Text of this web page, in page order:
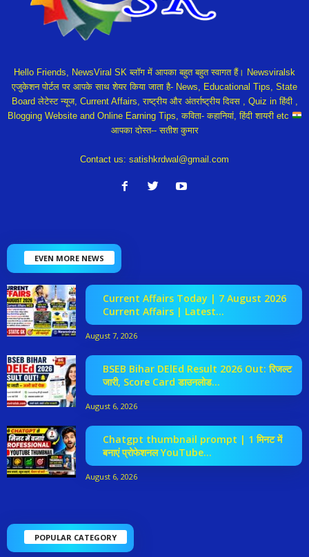
Hello Friends, NewsViral SK ब्लॉग में आपका बहुत बहुत स्वागत हैं। Newsviralsk
एजुकेशन पोर्टल पर आपके साथ शेयर किया जाता है- News, Educational Tips, State
Board लेटेस्ट न्यूज, Current Affairs, राष्ट्रीय और अंतर्राष्ट्रीय दिवस , Quiz in हिंदी ,
Blogging Website and Online Earning Tips, कविता- कहानियां, हिंदी शायरी etc
आपका दोस्त-- सतीश कुमार
Contact us: satishkrdwal@gmail.com
EVEN MORE NEWS
Current Affairs Today | 7 August 2026
Current Affairs | Latest...
August 7, 2026
BSEB Bihar DElEd Result 2026 Out: रिजल्ट
जारी, Score Card डाउनलोड...
August 6, 2026
Chatgpt thumbnail prompt | 1 मिनट में
बनाएं प्रोफेशनल YouTube...
August 6, 2026
POPULAR CATEGORY